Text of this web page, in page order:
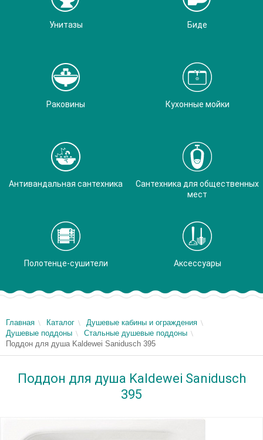
Унитазы Биде
Раковины Кухонные мойки
Антивандальная сантехника
Сантехника для общественных
мест
Полотенце-сушители Аксессуары
Главная Каталог
Душевые кабины и ограждения
Душевые поддоны
Стальные душевые поддоны
Поддон для душа Kaldewei Sanidusch 395
Поддон для душа Kaldewei Sanidusch
395